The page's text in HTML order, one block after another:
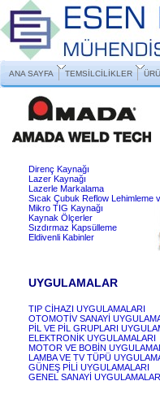
ANA SAYFA TEMSİLCİLİKLER
Direnç Kaynağı
Lazer Kaynağı
Lazerle Markalama
Sıcak Çubuk Reflow Lehimleme
Mikro TIG Kaynağı
Kaynak Ölçerler
Sızdırmaz Kapsülleme
Eldivenli Kabinler
UYGULAMALAR
TIP CİHAZI UYGULAMALARI
OTOMOTİV SANAYİ
PİL VE PİL GRUPLARI
ELEKTRONİK UYGULAMALARI
MOTOR VE BOBİN
LAMBA VE TV TÜPÜ
GÜNEŞ PİLİ UYGULAMALARI
GENEL SANAYİ